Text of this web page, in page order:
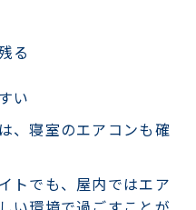
る
い
、寝室のエアコンも確
トでも、屋内ではエア